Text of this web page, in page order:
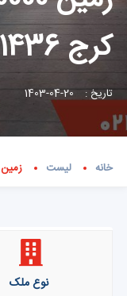
کرج 1436
تاریخ : 20-04-1403
خانه لیست زمین 160000متر برجاده قدیم کرج 1436
نوع ملک